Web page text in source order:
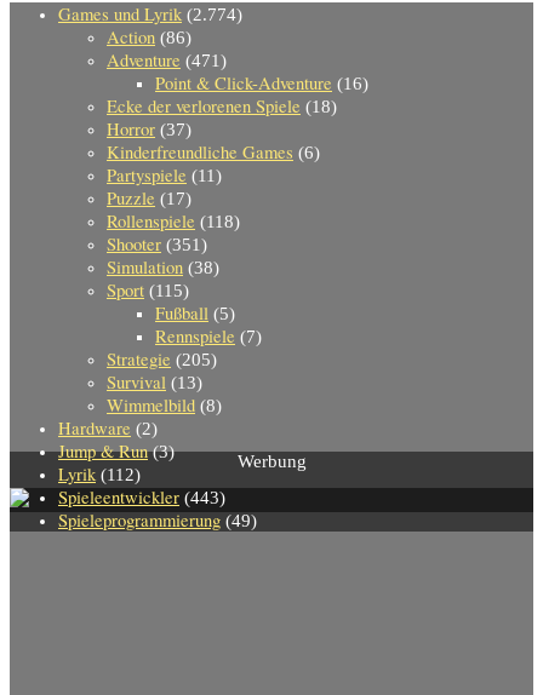
Games und Lyrik (2.774)
Action (86)
Adventure (471)
Point & Click-Adventure (16)
Ecke der verlorenen Spiele (18)
Horror (37)
Kinderfreundliche Games (6)
Partyspiele (11)
Puzzle (17)
Rollenspiele (118)
Shooter (351)
Simulation (38)
Sport (115)
Fußball (5)
Rennspiele (7)
Strategie (205)
Survival (13)
Wimmelbild (8)
Hardware (2)
Jump & Run(3)
Lyrik (112)
Spieleentwickler (443)
Spieleprogrammierung (49)
Werbung